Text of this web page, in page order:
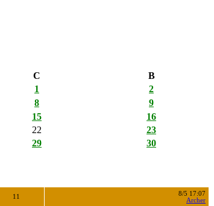
С
В
1
2
8
9
15
16
22
23
29
30
11
8/5 17:07
Archer